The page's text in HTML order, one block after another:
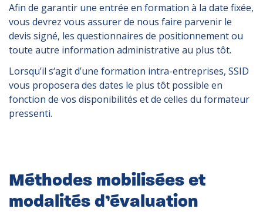
Afin de garantir une entrée en formation à la date fixée,
vous devrez vous assurer de nous faire parvenir le
devis signé, les questionnaires de positionnement ou
toute autre information administrative au plus tôt.
Lorsqu’il s‘agit d’une formation intra-entreprises, SSID
vous proposera des dates le plus tôt possible en
fonction de vos disponibilités et de celles du formateur
pressenti.
Méthodes mobilisées et
modalités d’évaluation